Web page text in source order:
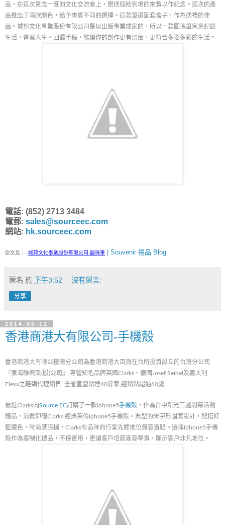
品，在這次意念一度的文化交流會上，贈送個給到場的來賓以作紀念。這次的產
品推出了兩款顏色，給予來賓不同的選擇。這款筆還配套盒子，作為送禮的佳
品。城邦文化事業股份有限公司是以出版事業成家的，所以一款圓珠筆寓意記錄
生活，書寫人生。回歸手稿，能讓你的創作更有溫度，更符合多姿多彩的生活。
電話: (852) 2713 3484
電郵: sales@sourceec.com
網站: hk.sourceec.com
原文見： -城邦文化事業股份有限公司-圓珠筆 | Souvenir 禮品 Blog
匿名 於 下午3:52 沒有留言:
分享
2014-05-12
香港商港大有限公司-手機殼
香港商港大有限公檯灣分公司為香港商港大百貨在台所投資設立的台灣分公司
『原海聯興業(股)公司』,專營知名品牌英國Clarks、德國Josef Seibe​​l及義大利
Flexx之鞋類代理銷售. 全省直營點達40餘家,經銷點超過60處.
最近Clarks向Source EC訂購了一款Iphone5手機殼 ，作為台中新光三越開幕活動
贈品，消費即贈Clarks 經典英倫Iphone5手機殼。典型的米字形圖案設計，配搭紅
籃撞色，時尚感張揚，Clarks有品味的行業先鋒地位無容置疑。選擇Iphone5手機
殼作為客制化禮品，不僅實用，更讓客戶培感雍容華貴，顯示客戶非凡地位。